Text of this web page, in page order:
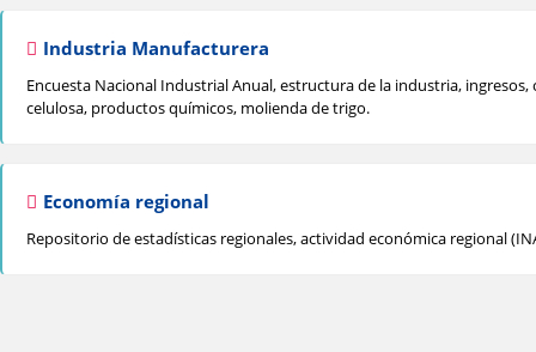
Industria Manufacturera
Encuesta Nacional Industrial Anual, estructura de la industria,
celulosa, productos químicos, molienda de trigo.
Economía regional
Repositorio de estadísticas regionales, actividad económica regional